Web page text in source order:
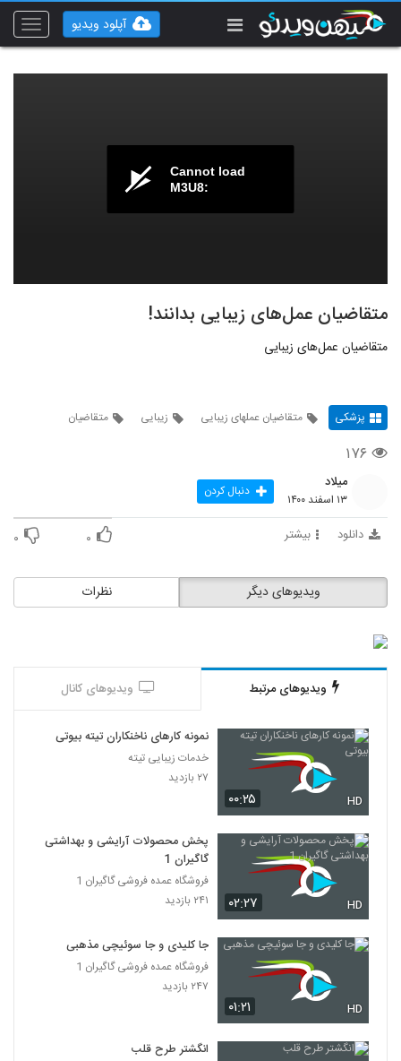
Toggle
آپلود ویدیو
Cannot load
M3U8:
متقاضیان عمل‌های زیبایی بدانند!
متقاضیان عمل‌های زیبایی
پزشکی متقاضیان عملهای زیبایی زیبایی متقاضیان
۱۷۶
میلاد
۱۳ اسفند ۱۴۰۰ دنبال کردن
دانلود بیشتر ۰ ۰
نظرات ویدیوهای دیگر
ویدیوهای مرتبط ویدیوهای کانال
۰۰:۲۵ HD
نمونه کارهای ناخنکاران تیته بیوتی
خدمات زیبایی تیته
۲۷ بازدید
۰۲:۲۷ HD
پخش محصولات آرایشی و بهداشتی
گاگیران 1
فروشگاه عمده فروشی گاگیران 1
۲۴۱ بازدید
۰۱:۲۱ HD
جا کلیدی و جا سوئیچی مذهبی
فروشگاه عمده فروشی گاگیران 1
۲۴۷ بازدید
انگشتر طرح قلب